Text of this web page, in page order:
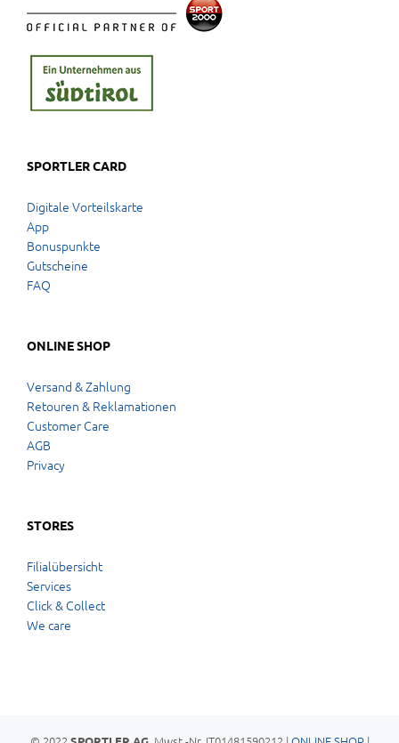
SPORTLER CARD
Digitale Vorteilskarte
App
Bonuspunkte
Gutscheine
FAQ
ONLINE SHOP
Versand & Zahlung
Retouren & Reklamationen
Customer Care
AGB
Privacy
STORES
Filialübersicht
Services
Click & Collect
We care